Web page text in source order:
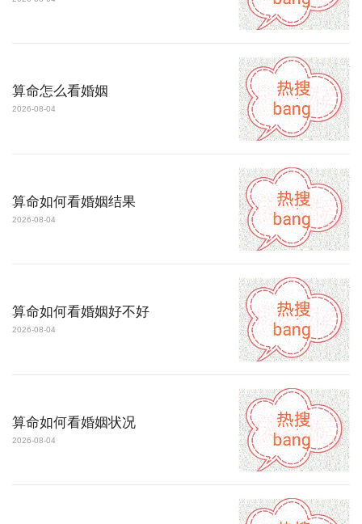
算命怎么看婚姻
2026-08-04
算命如何看婚姻结果
2026-08-04
算命如何看婚姻好不好
2026-08-04
算命如何看婚姻状况
2026-08-04